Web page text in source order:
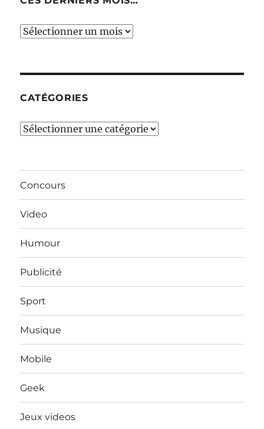
Ces
CATÉGORIES
Catégories
Concours
Video
Humour
Publicité
Sport
Musique
Mobile
Geek
Jeux videos